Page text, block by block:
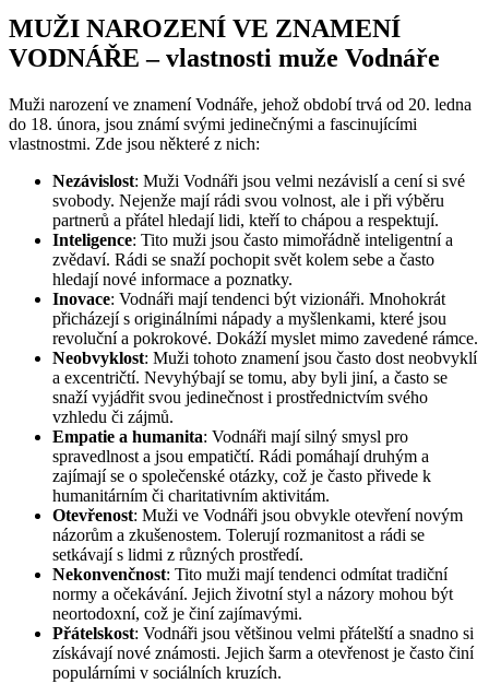
MUŽI NAROZENÍ VE ZNAMENÍ
VODNÁŘE – vlastnosti muže Vodnáře
Muži narození ve znamení Vodnáře, jehož období trvá od 20. ledna
do 18. února, jsou známí svými jedinečnými a fascinujícími
vlastnostmi. Zde jsou některé z nich:
Nezávislost: Muži Vodnáři jsou velmi nezávislí a cení si své
svobody. Nejenže mají rádi svou volnost, ale i při výběru
partnerů a přátel hledají lidi, kteří to chápou a respektují.
Inteligence: Tito muži jsou často mimořádně inteligentní a
zvědaví. Rádi se snaží pochopit svět kolem sebe a často
hledají nové informace a poznatky.
Inovace: Vodnáři mají tendenci být vizionáři. Mnohokrát
přicházejí s originálními nápady a myšlenkami, které jsou
revoluční a pokrokové. Dokáží myslet mimo zavedené rámce.
Neobvyklost: Muži tohoto znamení jsou často dost neobvyklí
a excentričtí. Nevyhýbají se tomu, aby byli jiní, a často se
snaží vyjádřit svou jedinečnost i prostřednictvím svého
vzhledu či zájmů.
Empatie a humanita: Vodnáři mají silný smysl pro
spravedlnost a jsou empatičtí. Rádi pomáhají druhým a
zajímají se o společenské otázky, což je často přivede k
humanitárním či charitativním aktivitám.
Otevřenost: Muži ve Vodnáři jsou obvykle otevření novým
názorům a zkušenostem. Tolerují rozmanitost a rádi se
setkávají s lidmi z různých prostředí.
Nekonvenčnost: Tito muži mají tendenci odmítat tradiční
normy a očekávání. Jejich životní styl a názory mohou být
neortodoxní, což je činí zajímavými.
Přátelskost: Vodnáři jsou většinou velmi přátelští a snadno si
získávají nové známosti. Jejich šarm a otevřenost je často činí
populárními v sociálních kruzích.